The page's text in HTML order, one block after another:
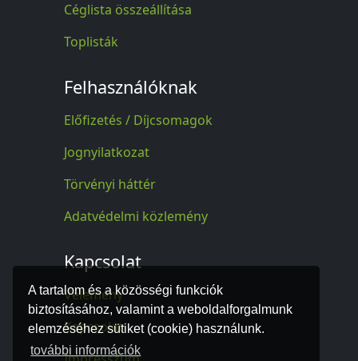
A tartalom és a közösségi funkciók
biztosításához, valamint a weboldalforgalmunk
elemzéséhez sütiket (cookie) használunk.
további információk
Céglista összeállítása
Toplisták
Felhasználóknak
Előfizetés / Díjcsomagok
Jognyilatkozat
Törvényi háttér
Adatvédelmi közlemény
Kapcsolat
Vélemény
Kapcsolat